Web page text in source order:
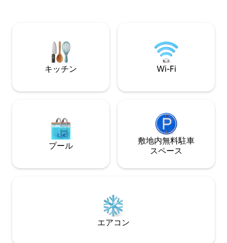
ア/補助椅子、おもちゃ、本、ホワイトノ
全にフェンスで囲
れでもOKです。
もあります。
キッチン Wi-Fi
プール
敷地内無料駐⁠車
ス⁠ペ⁠ー⁠ス
エアコン